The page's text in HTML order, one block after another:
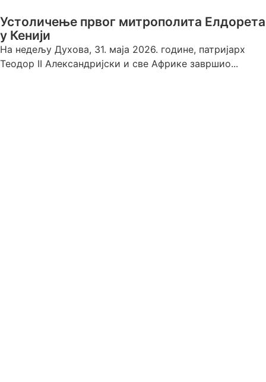
Устоличење првог митрополита Елдорета
у Кенији
На недељу Духова, 31. маја 2026. године, патријарх
Теодор II Александријски и све Африке завршио...